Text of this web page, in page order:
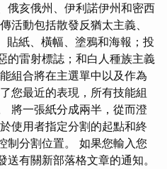
俄亥俄州、伊利諾伊州和密西
活動包括散發反猶太主義、
貼紙、橫幅、塗鴉和海報；投
的雷射標誌；和白人種族主義
組合將在主選單中以及作為
您最近的表現，所有技能組
將一張紙分成兩半，從而澄
使用者指定分割的起點和終
制分割位置。 如果您輸入您
有關新部落格文章的通知。